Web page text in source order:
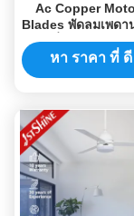
Ac Copper
Blades พัดลมเพดา
ที่ทันสมัยพร้อม
หา ราคา ที่